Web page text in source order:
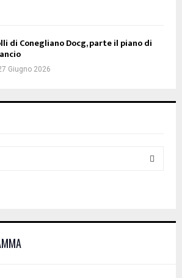
di Conegliano Docg, parte il piano di
Giugno 2026